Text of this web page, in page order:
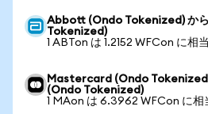
Abbott (Ondo Tokenized) か
Tokenized)
1 ABTon は 1.2152 WFCon に相当
Mastercard (Ondo
(Ondo Tokenized)
1 MAon は 6.3962 WFCon に相